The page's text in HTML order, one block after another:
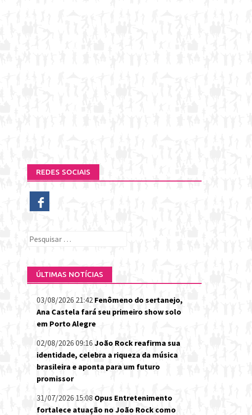
REDES SOCIAIS
Pesquisar
ÚLTIMAS NOTÍCIAS
03/08/2026 21:42 Fenômeno do sertanejo,
Ana Castela fará seu primeiro show solo
em Porto Alegre
02/08/2026 09:16 João Rock reafirma sua
identidade, celebra a riqueza da música
brasileira e aponta para um futuro
promissor
31/07/2026 15:08 Opus Entretenimento
fortalece atuação no João Rock como